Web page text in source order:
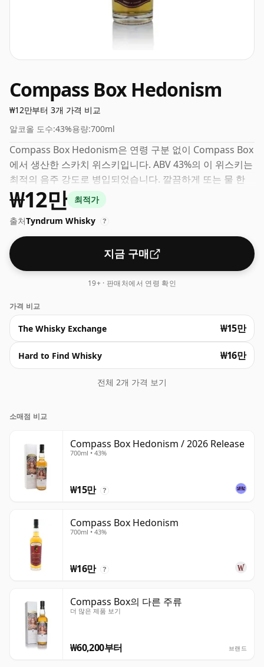
Compass Box Hedonism
₩12만부터 3개 가격 비교
알코올 도수:43%용량:700ml
Compass Box Hedonism은 연령 구분 없이 Compass Box
에서 생산한 스카치 위스키입니다. ABV 43%의 이 위스키는
최적의 음주 강도로 병입되었습니다. 깔끔하게 또는 물 한
방울과 함께 즐겨보세요.
₩12만
최적가
출처Tyndrum Whisky ?
지금 구매
19+ · 판매처에서 연령 확인
가격 비교
The Whisky Exchange ₩15만
Hard to Find Whisky ₩16만
전체 2개 가격 보기
소매점 비교
Compass Box Hedonism / 2026 Release
700ml • 43%
₩15만 ?
Compass Box Hedonism
700ml • 43%
₩16만 ?
Compass Box의 다른 주류
더 많은 제품 보기
₩60,200부터 브랜드